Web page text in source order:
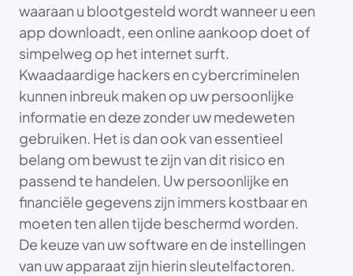
waaraan u blootgesteld wordt wanneer u een
app downloadt, een online aankoop doet of
simpelweg op het internet surft.
Kwaadaardige hackers en cybercriminelen
kunnen inbreuk maken op uw persoonlijke
informatie en deze zonder uw medeweten
gebruiken. Het is dan ook van essentieel
belang om bewust te zijn van dit risico en
passend te handelen. Uw persoonlijke en
financiële gegevens zijn immers kostbaar en
moeten ten allen tijde beschermd worden.
De keuze van uw software en de instellingen
van uw apparaat zijn hierin sleutelfactoren.